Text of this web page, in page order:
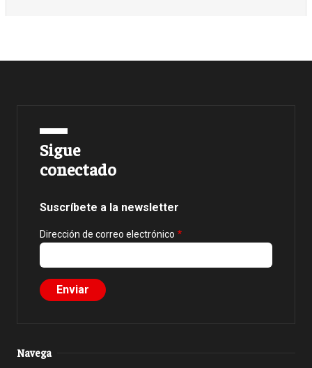
Sigue
conectado
Suscríbete a la newsletter
Dirección de correo electrónico
Navega